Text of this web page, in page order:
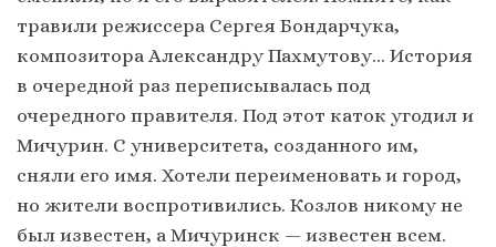
травили режиссера Сергея Бондарчука,
композитора Александру Пахмутову… История
в очередной раз переписывалась под
очередного правителя. Под этот каток угодил и
Мичурин. С университета, созданного им,
сняли его имя. Хотели переименовать и город,
но жители воспротивились. Козлов никому не
был известен, а Мичуринск — известен всем.